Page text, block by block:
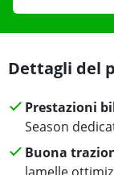
Dettagli del
Prestazioni
Season
Buona